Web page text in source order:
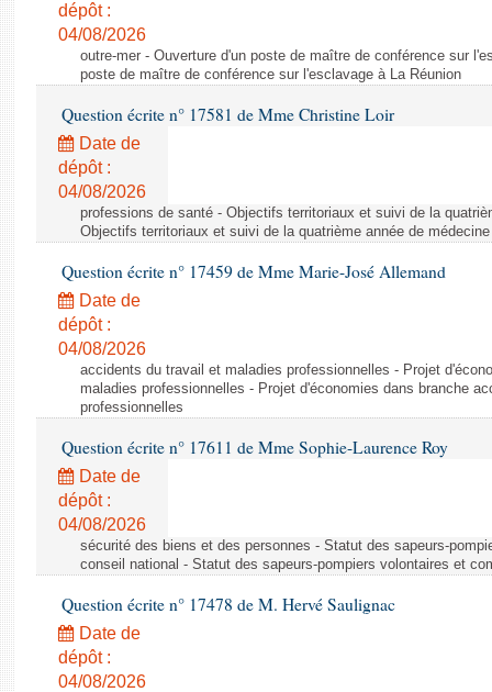
Comptes rendus des débats
dépôt :
04/08/2026
outre-mer - Ouverture d'un poste de maître de conférence sur
poste de maître de conférence sur l'esclavage à La Réunion
Question écrite n° 17581 de Mme Christine Loir
Date de
dépôt :
04/08/2026
professions de santé - Objectifs territoriaux et suivi de la
Objectifs territoriaux et suivi de la quatrième année de médecine
Question écrite n° 17459 de Mme Marie-José Allemand
Date de
dépôt :
04/08/2026
accidents du travail et maladies professionnelles - Projet
maladies professionnelles - Projet d'économies dans branche
professionnelles
Question écrite n° 17611 de Mme Sophie-Laurence Roy
Date de
dépôt :
04/08/2026
sécurité des biens et des personnes - Statut des sapeurs-
conseil national - Statut des sapeurs-pompiers volontaires et
Question écrite n° 17478 de M. Hervé Saulignac
Date de
dépôt :
04/08/2026